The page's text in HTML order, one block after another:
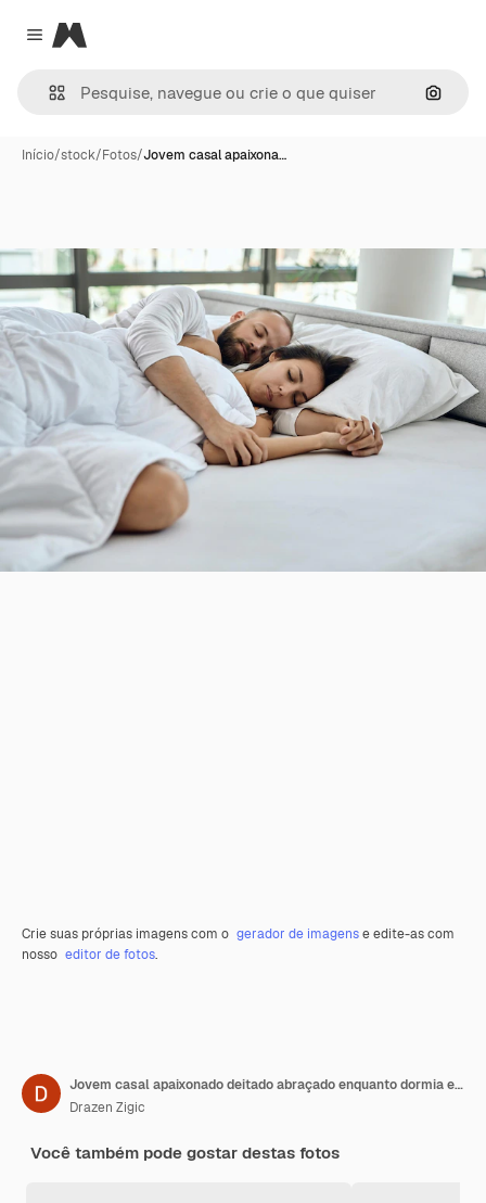
Close menu
Magnific
Início/stock/Fotos/Jovem casal apaixona…
Crie suas próprias imagens com o gerador de imagense edite-as com
nosso editor de fotos.
Jovem casal apaixonado deitado abraçado enquanto dormia em uma cama
Drazen Zigic
Você também pode gostar destas fotos